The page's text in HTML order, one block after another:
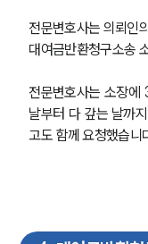
전문변호사는 의뢰인
대여금반환청구소송
전문변호사는 소장
날부터 다 갚는 날까
고도 함께 요청했습니